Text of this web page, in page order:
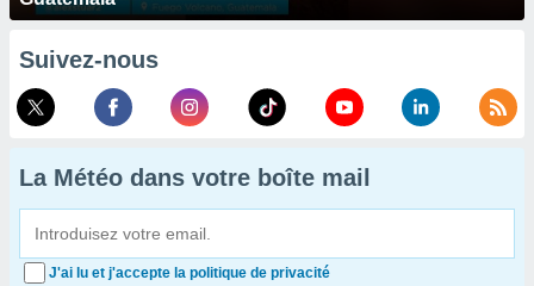
Suivez-nous
La Météo dans votre boîte mail
J'ai lu et j'accepte la politique de privacité